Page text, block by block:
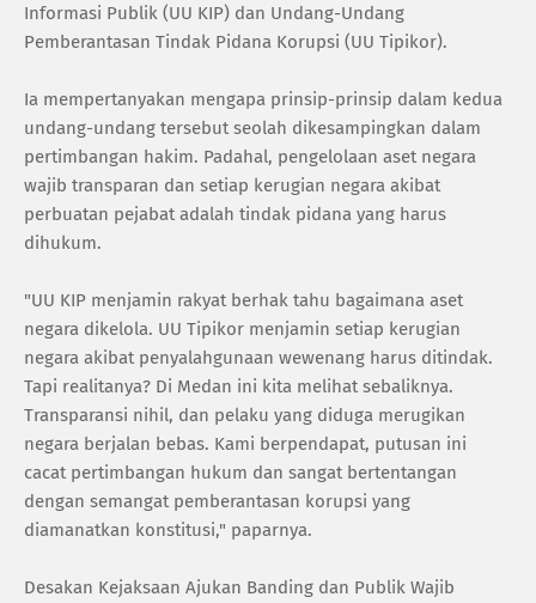
Informasi Publik (UU KIP) dan Undang-Undang
Pemberantasan Tindak Pidana Korupsi (UU Tipikor).
Ia mempertanyakan mengapa prinsip-prinsip dalam kedua
undang-undang tersebut seolah dikesampingkan dalam
pertimbangan hakim. Padahal, pengelolaan aset negara
wajib transparan dan setiap kerugian negara akibat
perbuatan pejabat adalah tindak pidana yang harus
dihukum.
"UU KIP menjamin rakyat berhak tahu bagaimana aset
negara dikelola. UU Tipikor menjamin setiap kerugian
negara akibat penyalahgunaan wewenang harus ditindak.
Tapi realitanya? Di Medan ini kita melihat sebaliknya.
Transparansi nihil, dan pelaku yang diduga merugikan
negara berjalan bebas. Kami berpendapat, putusan ini
cacat pertimbangan hukum dan sangat bertentangan
dengan semangat pemberantasan korupsi yang
diamanatkan konstitusi," paparnya.
Desakan Kejaksaan Ajukan Banding dan Publik Wajib